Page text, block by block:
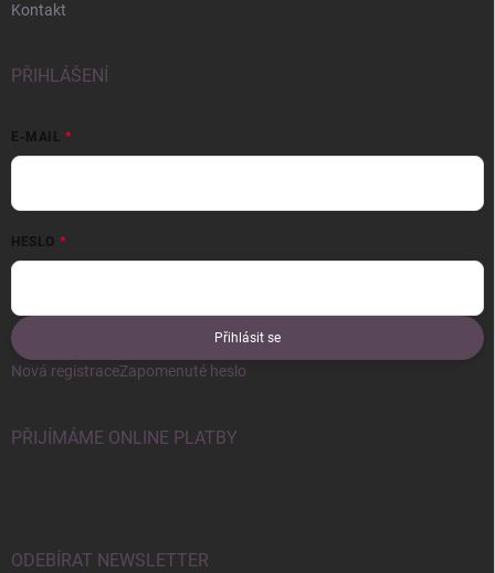
Kontakt
PŘIHLÁŠENÍ
E-MAIL
HESLO
Přihlásit se
Nová registraceZapomenuté heslo
PŘIJÍMÁME ONLINE PLATBY
ODEBÍRAT NEWSLETTER